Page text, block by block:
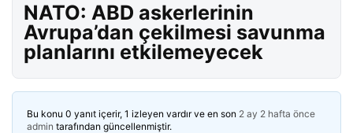
NATO: ABD askerlerinin
Avrupa’dan çekilmesi savunma
planlarını etkilemeyecek
Bu konu 0 yanıt içerir, 1 izleyen vardır ve en son 2 ay 2 hafta önce
admin tarafından güncellenmiştir.